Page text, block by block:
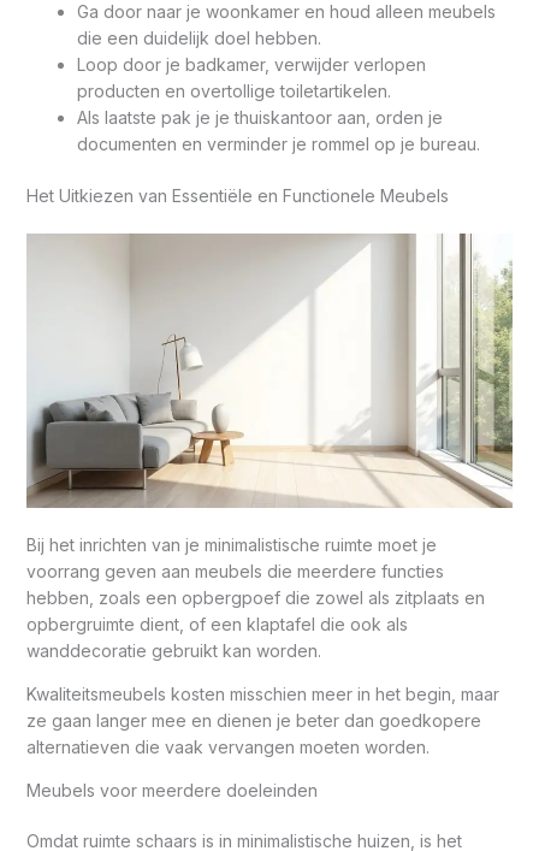
Ga door naar je woonkamer en houd alleen meubels
die een duidelijk doel hebben.
Loop door je badkamer, verwijder verlopen
producten en overtollige toiletartikelen.
Als laatste pak je je thuiskantoor aan, orden je
documenten en verminder je rommel op je bureau.
Het Uitkiezen van Essentiële en Functionele Meubels
Bij het inrichten van je minimalistische ruimte moet je
voorrang geven aan meubels die meerdere functies
hebben, zoals een opbergpoef die zowel als zitplaats en
opbergruimte dient, of een klaptafel die ook als
wanddecoratie gebruikt kan worden.
Kwaliteitsmeubels kosten misschien meer in het begin, maar
ze gaan langer mee en dienen je beter dan goedkopere
alternatieven die vaak vervangen moeten worden.
Meubels voor meerdere doeleinden
Omdat ruimte schaars is in minimalistische huizen, is het